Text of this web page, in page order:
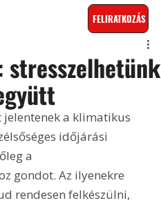
FELIRATKOZÁS
stresszelhetünk
jelentenek a klimatikus
időjárási
a
gondot. Az ilyenekre
rendesen felkészülni,